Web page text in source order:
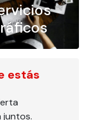
estás
juntos.